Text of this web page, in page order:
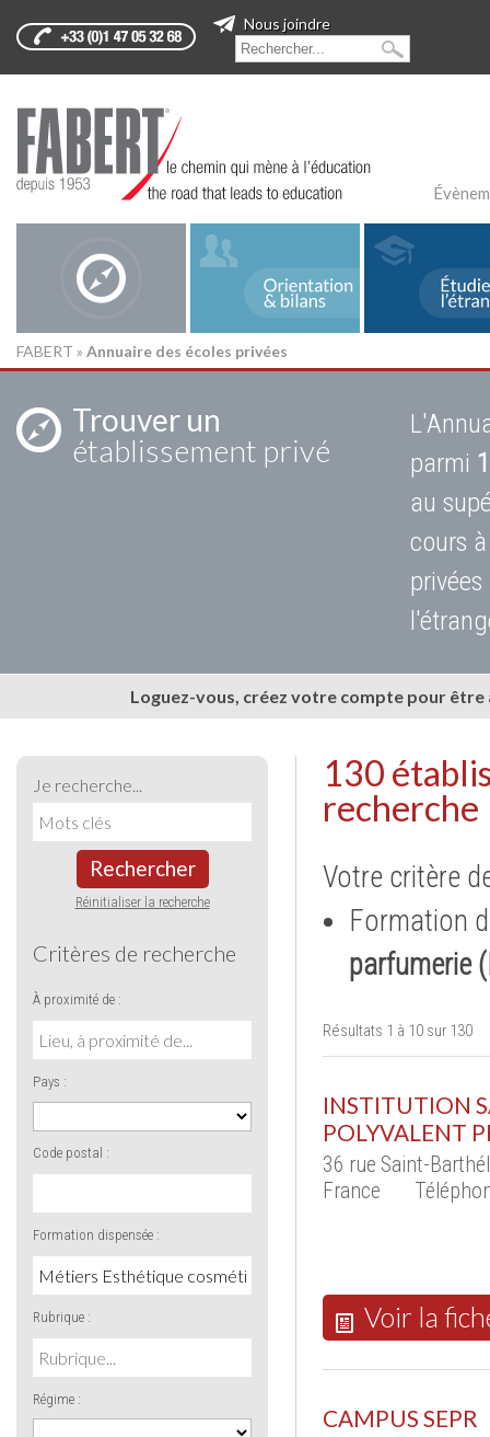
Nous joindre
FABERT » Annuaire des écoles privées
Trouver un
établissement privé
parmi
au
cours
Loguez-vous, créez votre compte pour
Je recherche...
Rechercher
Réinitialiser la recherche
Critères de recherche
À proximité de :
Pays :
Code postal :
Formation dispensée :
Rubrique :
Régime :
130
recherche
Votre critère
Formation
parfumerie
Résultats 1 à 10 sur 130
INSTITUTION
POLYVALENT
36 rue Saint-
France
Voir la
CAMPUS SEPR